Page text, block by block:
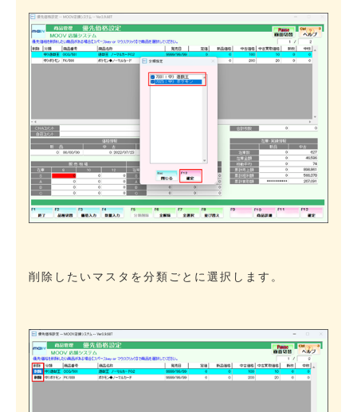
削除したいマスタを分類ごとに選択します。